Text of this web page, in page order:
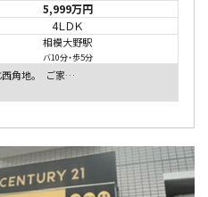
5,999万円
4ＬＤＫ
相模大野駅
バ10分・歩5分
西角地。 ご家…
4ＬＤＫ
淵野辺駅
歩17分